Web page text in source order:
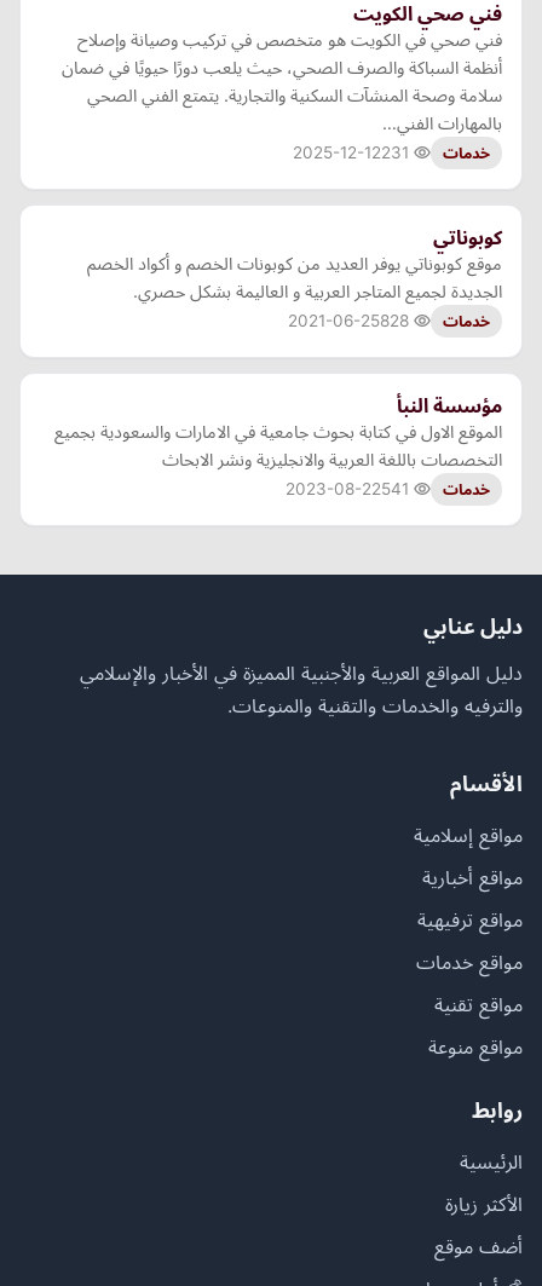
فني صحي الكويت
فني صحي في الكويت هو متخصص في تركيب وصيانة وإصلاح
أنظمة السباكة والصرف الصحي، حيث يلعب دورًا حيويًا في ضمان
سلامة وصحة المنشآت السكنية والتجارية. يتمتع الفني الصحي
بالمهارات الفني…
خدمات 2025-12-12
كوبوناتي
موقع كوبوناتي يوفر العديد من كوبونات الخصم و أكواد الخصم
الجديدة لجميع المتاجر العربية و العاليمة بشكل حصري.
خدمات 2021-06-25
مؤسسة النبأ
الموقع الاول في كتابة بحوث جامعية في الامارات والسعودية بجميع
التخصصات باللغة العربية والانجليزية ونشر الابحاث
خدمات 2023-08-22
دليل عنابي
دليل المواقع العربية والأجنبية المميزة في الأخبار والإسلامي
والترفيه والخدمات والتقنية والمنوعات.
الأقسام
مواقع إسلامية
مواقع أخبارية
مواقع ترفيهية
مواقع خدمات
مواقع تقنية
مواقع منوعة
روابط
الرئيسية
الأكثر زيارة
أضف موقع